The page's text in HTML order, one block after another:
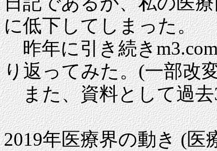
に低下してしまった。
昨年に引き続き
り返ってみた。(一部改
また、資料として過去
2019年医療界の動き (医